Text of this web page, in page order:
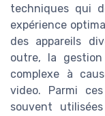
techniques qui
expérience
des appareils
outre, la
complexe à
video. Parmi
souvent